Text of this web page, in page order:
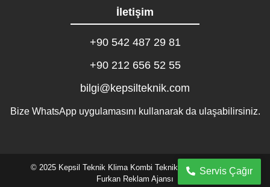
İletişim
+90 542 487 29 81
+90 212 656 52 55
bilgi@kepsilteknik.com
Bize WhatsApp uygulamasını kullanarak da ulaşabilirsiniz.
© 2025 Kepsil Teknik Klima Kombi Teknik Servisi. Tasarım:
Furkan Reklam Ajansı
Servis Çağır